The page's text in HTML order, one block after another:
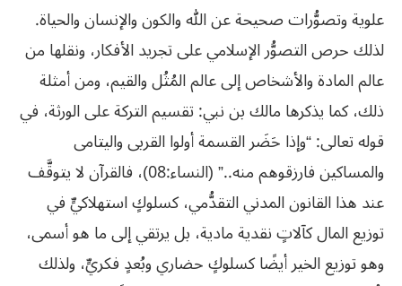
علوية وتصوُّرات صحيحة عن الله والكون والإنسان والحياة.
لذلك حرص التصوُّر الإسلامي على تجريد الأفكار، ونقلها من
عالم المادة والأشخاص إلى عالم المُثُل والقيم، ومن أمثلة
ذلك، كما يذكرها مالك بن نبي: تقسيم التركة على الورثة، في
قوله تعالى: “وإذا حَضَر القسمة أولوا القربى واليتامى
والمساكين فارزقوهم منه..” (النساء:08)، فالقرآن لا يتوقَّف
عند هذا القانون المدني التقدُّمي، كسلوكٍ استهلاكيٍّ في
توزيع المال كآلاتٍ نقدية مادية، بل يرتقي إلى ما هو أسمى،
وهو توزيع الخير أيضًا كسلوكٍ حضاري وبُعدٍ فكريٍّ، ولذلك